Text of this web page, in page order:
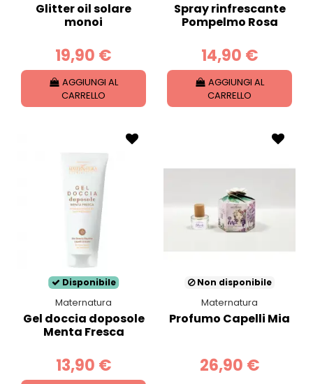
Glitter oil solare
monoi
19,90 €
AGGIUNGI AL
CARRELLO
Spray rinfrescante
Pompelmo Rosa
14,90 €
AGGIUNGI AL
CARRELLO
Disponibile
Maternatura
Gel doccia doposole
Menta Fresca
13,90 €
Non disponibile
Maternatura
Profumo Capelli Mia
26,90 €